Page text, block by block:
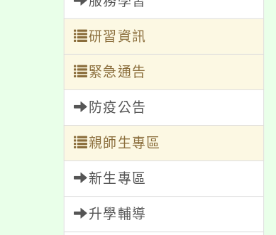
研習資訊
緊急通告
防疫公告
親師生專區
新生專區
升學輔導